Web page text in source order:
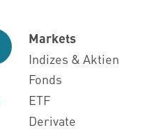
Markets
Indizes & Aktien
Fonds
ETF
Derivate